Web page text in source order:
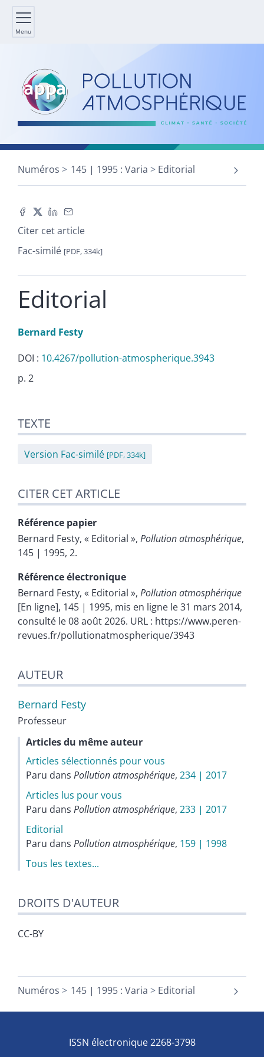
Menu
Numéros 145 | 1995 : Varia Editorial
Citer cet article
Fac-similé [PDF, 334k]
Editorial
Bernard Festy
DOI : 10.4267/pollution-atmospherique.3943
p. 2
Citer cet article
Auteur
TEXTE
Version Fac-similé [PDF, 334k]
CITER CET ARTICLE
Référence papier
Bernard Festy, « Editorial », Pollution atmosphérique,
145 | 1995, 2.
Référence électronique
Bernard Festy, « Editorial », Pollution atmosphérique
[En ligne], 145 | 1995, mis en ligne le 31 mars 2014,
consulté le 08 août 2026. URL : https://www.peren-
revues.fr/pollutionatmospherique/3943
AUTEUR
Bernard Festy
Professeur
Articles du même auteur
Articles sélectionnés pour vous
Paru dans Pollution atmosphérique, 234 | 2017
Articles lus pour vous
Paru dans Pollution atmosphérique, 233 | 2017
Editorial
Paru dans Pollution atmosphérique, 159 | 1998
Tous les textes...
DROITS D'AUTEUR
CC-BY
Numéros 145 | 1995 : Varia Editorial
ISSN électronique 2268-3798